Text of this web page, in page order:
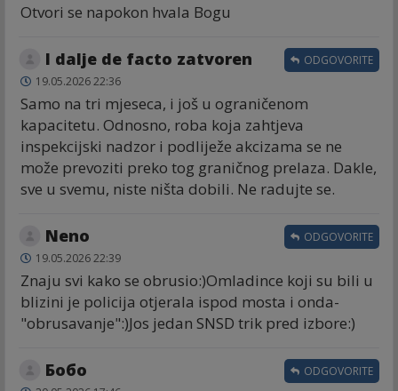
Otvori se napokon hvala Bogu
I dalje de facto zatvoren
19.05.2026 22:36
Samo na tri mjeseca, i još u ograničenom
kapacitetu. Odnosno, roba koja zahtjeva
inspekcijski nadzor i podliježe akcizama se ne
može prevoziti preko tog graničnog prelaza. Dakle,
sve u svemu, niste ništa dobili. Ne radujte se.
ODGOVORITE
Neno
19.05.2026 22:39
Znaju svi kako se obrusio:)Omladince koji su bili u
blizini je policija otjerala ispod mosta i onda-
"obrusavanje":)Jos jedan SNSD trik pred izbore:)
ODGOVORITE
Бобо ODGOVORITE